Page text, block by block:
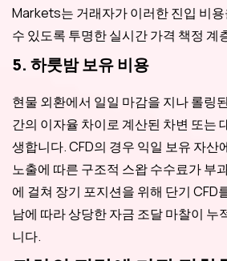
Markets는 거래자가 이러한 진입 비
수 있도록 투명한 실시간 가격 책정 계
5. 하룻밤 보유 비용
현물 외환에서 일일 마감을 지나 롤링
간의 이자율 차이로 계산된 차변 또는
생합니다. CFD의 경우 익일 보유 자산
노출에 따른 구조적 스왑 수수료가 부
에 걸쳐 장기 포지션을 위해 단기 CFD
남에 따라 상당한 자금 조달 마찰이 누
니다.